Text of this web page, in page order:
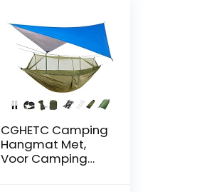
CGHETC Camping
Hangmat Met,
Voor Camping